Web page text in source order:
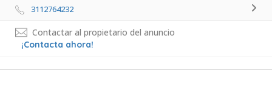
3112764232
Contactar al propietario del anuncio
¡Contacta ahora!